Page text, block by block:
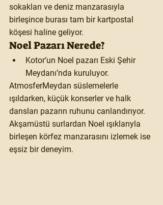
sokakları ve deniz manzarasıyla
birleşince burası tam bir kartpostal
köşesi haline geliyor.
Noel Pazarı Nerede?
Kotor’un Noel pazarı Eski Şehir
Meydanı’nda kuruluyor.
AtmosferMeydan süslemelerle
ışıldarken, küçük konserler ve halk
dansları pazarın ruhunu canlandırıyor.
Akşamüstü surlardan Noel ışıklarıyla
birleşen körfez manzarasını izlemek ise
eşsiz bir deneyim.